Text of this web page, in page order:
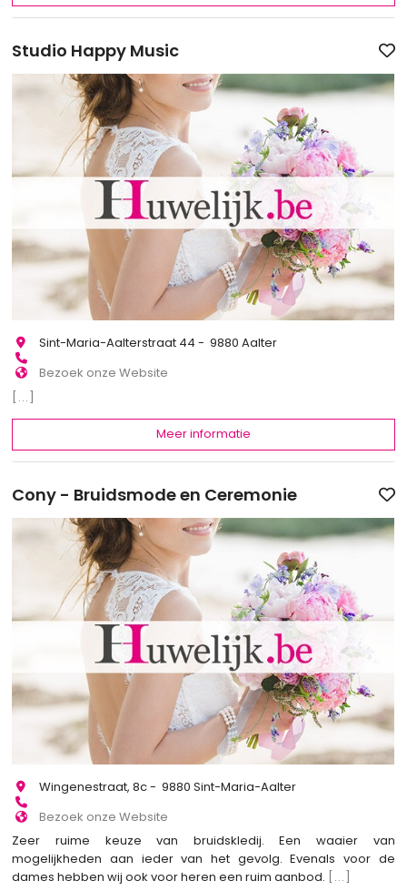
Studio Happy Music
Sint-Maria-Aalterstraat 44 - 9880 Aalter
Bezoek onze Website
[...]
Meer informatie
Cony - Bruidsmode en Ceremonie
Wingenestraat, 8c - 9880 Sint-Maria-Aalter
Bezoek onze Website
Zeer ruime keuze van bruidskledij. Een waaier van
mogelijkheden aan ieder van het gevolg. Evenals voor de
dames hebben wij ook voor heren een ruim aanbod.
[...]